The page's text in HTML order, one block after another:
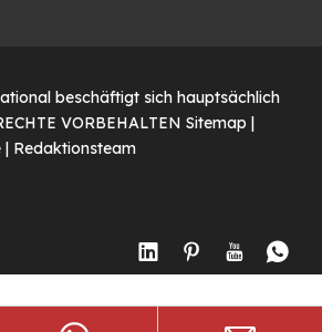
beschäftigt sich hauptsächlich
VORBEHALTEN Sitemap |
| Redaktionsteam